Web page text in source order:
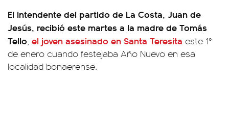
El intendente del partido de La Costa, Juan de
Jesús, recibió este martes a la madre de Tomás
Tello, el joven asesinado en Santa Teresita este 1°
de enero cuando festejaba Año Nuevo en esa
localidad bonaerense.